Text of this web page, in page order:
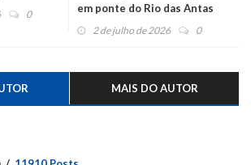
0
em ponte do Rio das Antas
2 de julho de 2026 0
MAIS DO AUTOR